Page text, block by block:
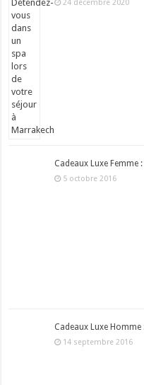
24 décembre 2020
Cadeaux Luxe Femme
5 octobre 2016
Cadeaux Luxe
14 septembre 2016